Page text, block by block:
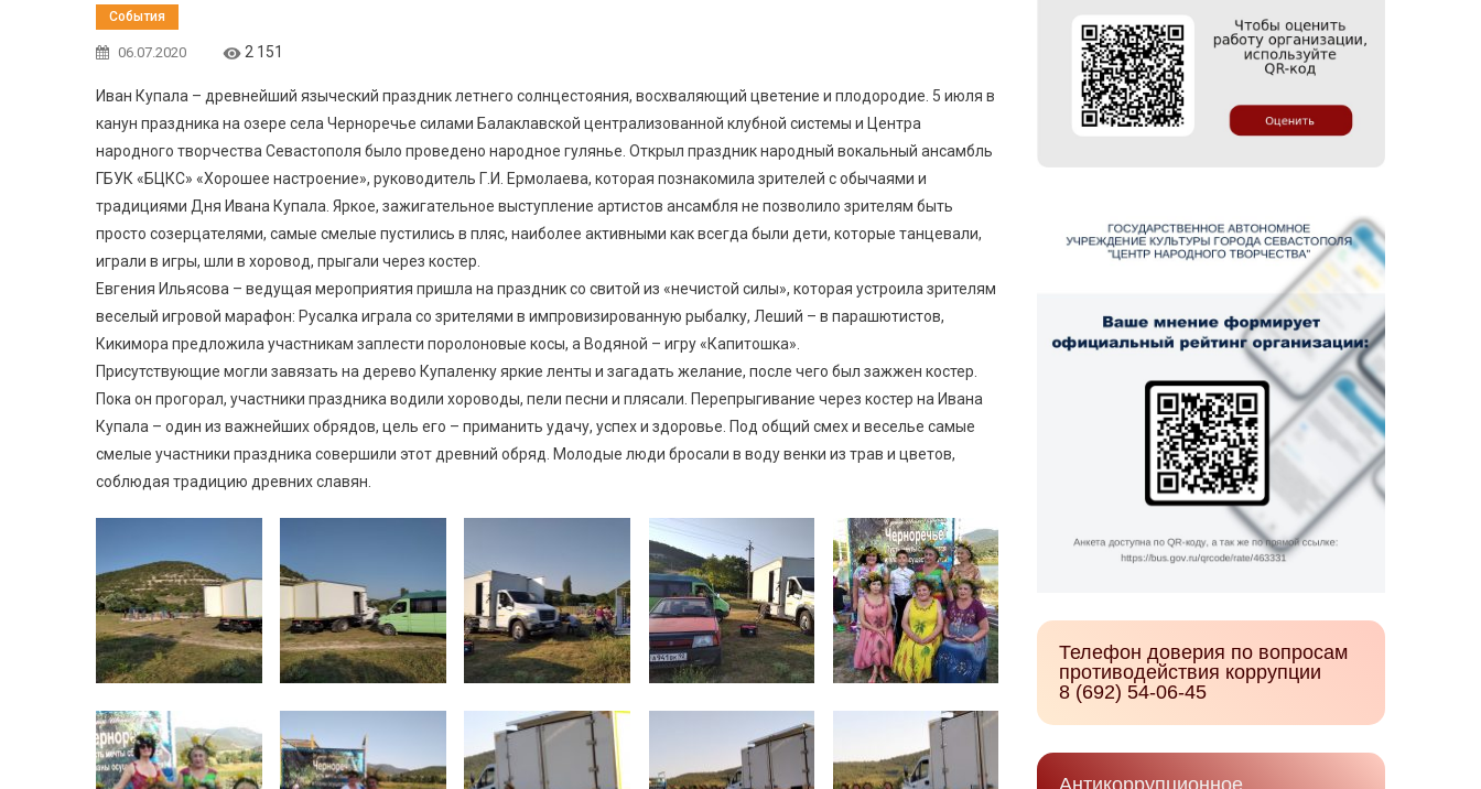
События
06.07.2020 2 151
Иван Купала – древнейший языческий праздник летнего солнцестояния, восхваляющий цветение и плодородие. 5 июля в
канун праздника на озере села Черноречье силами Балаклавской централизованной клубной системы и Центра
народного творчества Севастополя было проведено народное гулянье. Открыл праздник народный вокальный ансамбль
ГБУК «БЦКС» «Хорошее настроение», руководитель Г.И. Ермолаева, которая познакомила зрителей с обычаями и
традициями Дня Ивана Купала. Яркое, зажигательное выступление артистов ансамбля не позволило зрителям быть
просто созерцателями, самые смелые пустились в пляс, наиболее активными как всегда были дети, которые танцевали,
играли в игры, шли в хоровод, прыгали через костер.
Евгения Ильясова – ведущая мероприятия пришла на праздник со свитой из «нечистой силы», которая устроила зрителям
веселый игровой марафон: Русалка играла со зрителями в импровизированную рыбалку, Леший – в парашютистов,
Кикимора предложила участникам заплести поролоновые косы, а Водяной – игру «Капитошка».
Присутствующие могли завязать на дерево Купаленку яркие ленты и загадать желание, после чего был зажжен костер.
Пока он прогорал, участники праздника водили хороводы, пели песни и плясали. Перепрыгивание через костер на Ивана
Купала – один из важнейших обрядов, цель его – приманить удачу, успех и здоровье. Под общий смех и веселье самые
смелые участники праздника совершили этот древний обряд. Молодые люди бросали в воду венки из трав и цветов,
соблюдая традицию древних славян.
Телефон доверия по вопросам
противодействия коррупции
8 (692) 54-06-45
Антикоррупционное